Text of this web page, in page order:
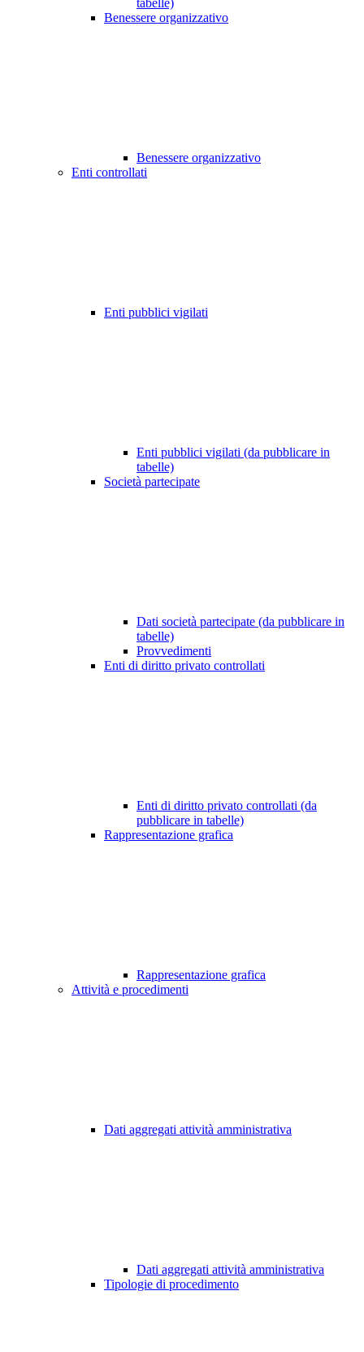
tabelle)
Benessere organizzativo
Benessere organizzativo
Enti controllati
Enti pubblici vigilati
Enti pubblici vigilati (da pubblicare in
tabelle)
Società partecipate
Dati società partecipate (da pubblicare in
tabelle)
Provvedimenti
Enti di diritto privato controllati
Enti di diritto privato controllati (da
pubblicare in tabelle)
Rappresentazione grafica
Rappresentazione grafica
Attività e procedimenti
Dati aggregati attività amministrativa
Dati aggregati attività amministrativa
Tipologie di procedimento